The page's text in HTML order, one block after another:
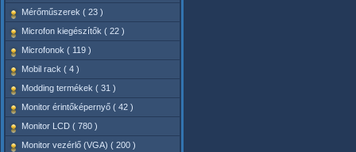
Mérőműszerek ( 23 )
Microfon kiegészítők ( 22 )
Microfonok ( 119 )
Mobil rack ( 4 )
Modding termékek ( 31 )
Monitor érintőképernyő ( 42 )
Monitor LCD ( 780 )
Monitor vezérlő (VGA) ( 200 )